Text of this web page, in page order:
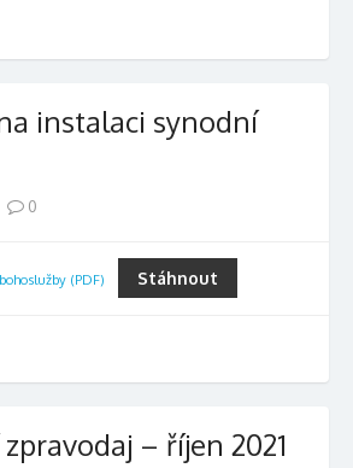
instalaci synodní
0
(PDF) Stáhnout
– říjen 2021